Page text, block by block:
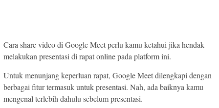
Cara share video di Google Meet perlu kamu ketahui jika hendak
melakukan presentasi di rapat online pada platform ini.
Untuk menunjang keperluan rapat, Google Meet dilengkapi dengan
berbagai fitur termasuk untuk presentasi. Nah, ada baiknya kamu
mengenal terlebih dahulu sebelum presentasi.